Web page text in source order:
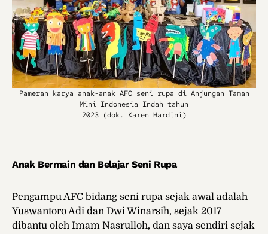
Pameran karya anak-anak AFC seni rupa di Anjungan Taman
Mini Indonesia Indah tahun
2023 (dok. Karen Hardini)
Anak Bermain dan Belajar Seni Rupa
Pengampu AFC bidang seni rupa sejak awal adalah
Yuswantoro Adi dan Dwi Winarsih, sejak 2017
dibantu oleh Imam Nasrulloh, dan saya sendiri sejak